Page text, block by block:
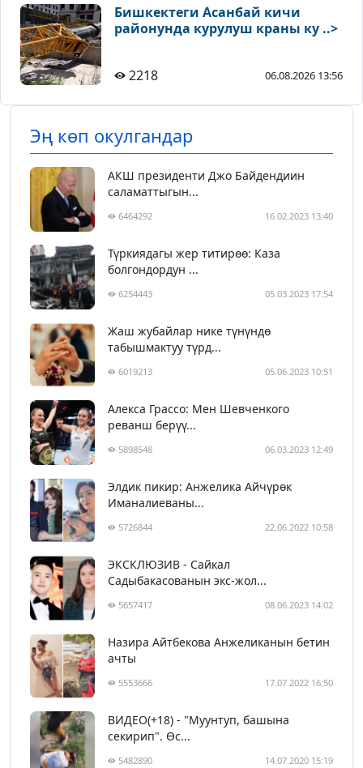
Бишкектеги Асанбай кичи
районунда курулуш краны ку ..>
2218 06.08.2026 13:56
Эң көп окулгандар
АКШ президенти Джо Байдендиин
саламаттыгын...
6464292 16.02.2023 13:40
Түркиядагы жер титирөө: Каза
болгондордун ...
6254443 05.03.2023 17:54
Жаш жубайлар нике түнүндө
табышмактуу түрд...
6019213 05.06.2023 10:51
Алекса Грассо: Мен Шевченкого
реванш берүү...
5898548 06.03.2023 12:49
Элдик пикир: Анжелика Айчүрөк
Иманалиеваны...
5726844 22.06.2022 10:58
ЭКСКЛЮЗИВ - Сайкал
Садыбакасованын экс-жол...
5657417 08.06.2023 14:02
Назира Айтбекова Анжеликанын бетин
ачты
5553666 17.07.2022 16:50
ВИДЕО(+18) - "Муунтуп, башына
секирип". Өс...
5482890 14.07.2020 15:19